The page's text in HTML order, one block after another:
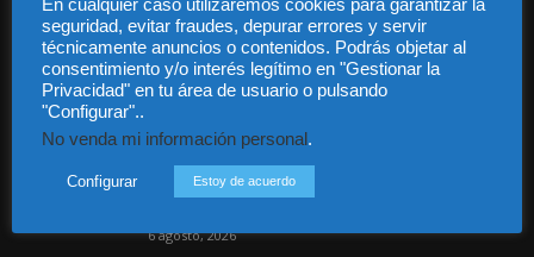
Incluso más noticias
responsabilidades penales por una
prevención deficiente...
6 agosto, 2026
En cualquier caso utilizaremos cookies para garantizar la
seguridad, evitar fraudes, depurar errores y servir
técnicamente anuncios o contenidos. Podrás objetar al
consentimiento y/o interés legítimo en "Gestionar la
Privacidad" en tu área de usuario o pulsando
"Configurar"..
No venda mi información personal.
Configurar Estoy de acuerdo